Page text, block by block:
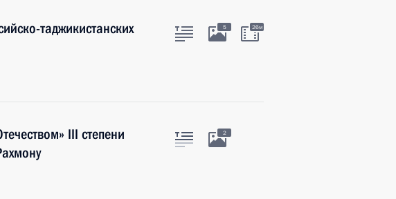
таджикистанских
5 26м
III степени
2